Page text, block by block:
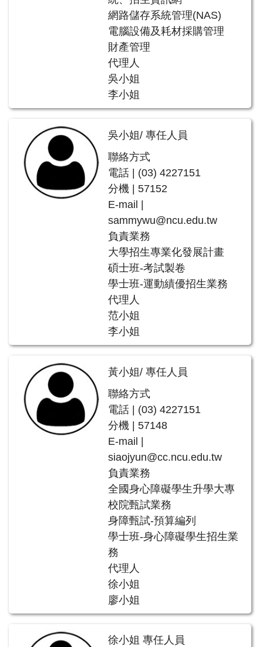
網路儲存系統管理(NAS)
電腦設備及耗材採購管理
財產管理
代理人
吳小姐
李小姐
吳小姐/ 專任人員
聯絡方式
電話 | (03) 4227151
分機 | 57152
E-mail |
sammywu@ncu.edu.tw
負責業務
大學招生專業化發展計畫
碩士班-考試製卷
學士班-運動績優招生業務
代理人
范小姐
李小姐
黃小姐/ 專任人員
聯絡方式
電話 | (03) 4227151
分機 | 57148
E-mail |
siaojyun@cc.ncu.edu.tw
負責業務
全國身心障礙學生升學大專
校院甄試業務
身障甄試-預算編列
學士班-身心障礙學生招生業
務
代理人
徐小姐
廖小姐
徐小姐 專任人員